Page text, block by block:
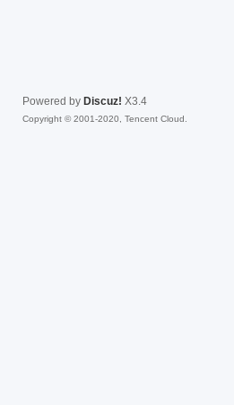
Powered by Discuz! X3.4
Copyright © 2001-2020, Tencent Cloud.